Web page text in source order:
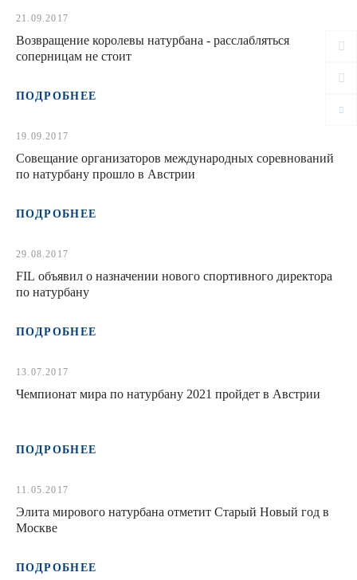
21.09.2017
Возвращение королевы натурбана - расслабляться
соперницам не стоит
ПОДРОБНЕЕ
19.09.2017
Совещание организаторов международных соревнований
по натурбану прошло в Австрии
ПОДРОБНЕЕ
29.08.2017
FIL объявил о назначении нового спортивного директора
по натурбану
ПОДРОБНЕЕ
13.07.2017
Чемпионат мира по натурбану 2021 пройдет в Австрии
ПОДРОБНЕЕ
11.05.2017
Элита мирового натурбана отметит Старый Новый год в
Москве
ПОДРОБНЕЕ